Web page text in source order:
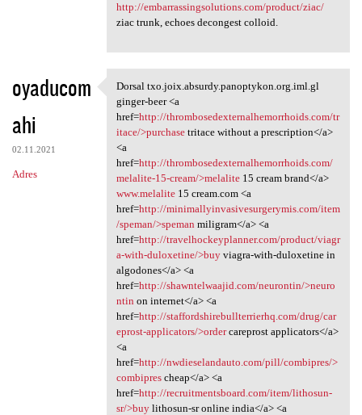
http://embarrassingsolutions.com/product/ziac/
ziac trunk, echoes decongest colloid.
oyaducom
ahi
02.11.2021
Adres
Dorsal txo.joix.absurdy
Dorsal txo.joix.absurdy.panoptykon.org.iml.gl
ginger-beer <a
href=http://thrombosedexternalhemorrhoids.com/tr
itace/>purchasetritace without a prescription</a>
<a
href=http://thrombosedexternalhemorrhoids.com/
melalite-15-cream/>melalite15 cream brand</a>
www.melalite15 cream.com <a
href=http://minimallyinvasivesurgerymis.com/item
/speman/>speman miligram</a> <a
href=http://travelhockeyplanner.com/product/viagr
a-with-duloxetine/>buyviagra-with-duloxetine in
algodones</a> <a
href=http://shawntelwaajid.com/neurontin/>neuro
ntin on internet</a> <a
href=http://staffordshirebullterrierhq.com/drug/car
eprost-applicators/>ordercareprost applicators</a>
<a
href=http://nwdieselandauto.com/pill/combipres/>
combiprescheap</a> <a
href=http://recruitmentsboard.com/item/lithosun-
sr/>buylithosun-sr online india</a> <a